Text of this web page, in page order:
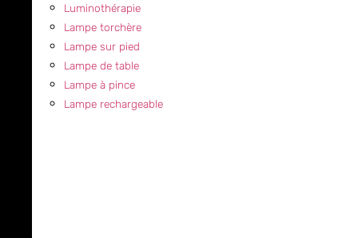
Luminothérapie
Lampe torchère
Lampe sur pied
Lampe de table
Lampe à pince
Lampe rechargeable